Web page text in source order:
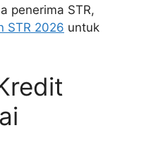
penerima STR,
STR 2026 untuk